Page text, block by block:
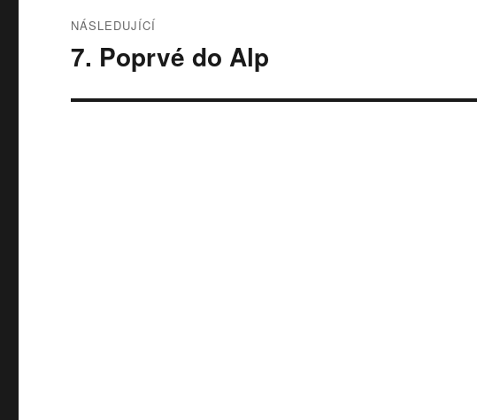
NÁSLEDUJÍCÍ
Následující
příspěvek:
7. Poprvé do Alp